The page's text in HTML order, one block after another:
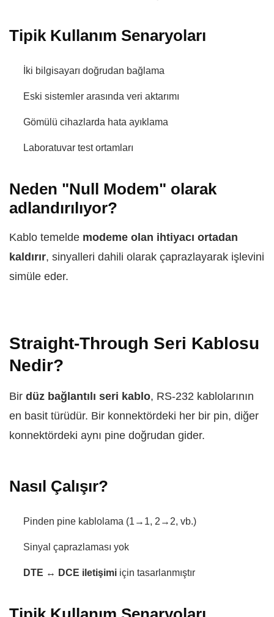
Tipik Kullanım Senaryoları
İki bilgisayarı doğrudan bağlama
Eski sistemler arasında veri aktarımı
Gömülü cihazlarda hata ayıklama
Laboratuvar test ortamları
Neden "Null Modem" olarak
adlandırılıyor?
Kablo temelde modeme olan ihtiyacı ortadan
kaldırır, sinyalleri dahili olarak çaprazlayarak işlevini
simüle eder.
Straight-Through Seri Kablosu
Nedir?
Bir düz bağlantılı seri kablo, RS-232 kablolarının
en basit türüdür. Bir konnektördeki her bir pin, diğer
konnektördeki aynı pine doğrudan gider.
Nasıl Çalışır?
Pinden pine kablolama (1→1, 2→2, vb.)
Sinyal çaprazlaması yok
DTE ↔ DCE iletişimi için tasarlanmıştır